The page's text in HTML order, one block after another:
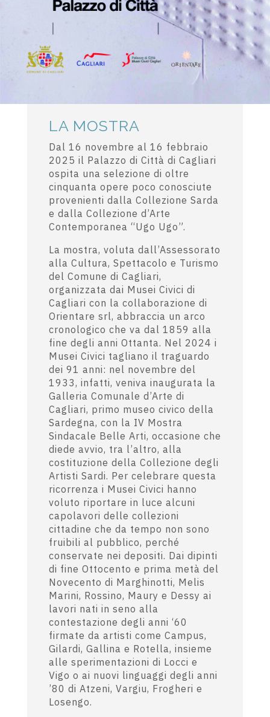
LA MOSTRA
Dal 16 novembre al 16 febbraio
2025 il Palazzo di Città di Cagliari
ospita una selezione di oltre
cinquanta opere poco conosciute
provenienti dalla Collezione Sarda
e dalla Collezione d’Arte
Contemporanea “Ugo Ugo”.
La mostra, voluta dall’Assessorato
alla Cultura, Spettacolo e Turismo
del Comune di Cagliari,
organizzata dai Musei Civici di
Cagliari con la collaborazione di
Orientare srl, abbraccia un arco
cronologico che va dal 1859 alla
fine degli anni Ottanta. Nel 2024 i
Musei Civici tagliano il traguardo
dei 91 anni: nel novembre del
1933, infatti, veniva inaugurata la
Galleria Comunale d’Arte di
Cagliari, primo museo civico della
Sardegna, con la IV Mostra
Sindacale Belle Arti, occasione che
diede avvio, tra l’altro, alla
costituzione della Collezione degli
Artisti Sardi. Per celebrare questa
ricorrenza i Musei Civici hanno
voluto riportare in luce alcuni
capolavori delle collezioni
cittadine che da tempo non sono
fruibili al pubblico, perché
conservate nei depositi. Dai dipinti
di fine Ottocento e prima metà del
Novecento di Marghinotti, Melis
Marini, Rossino, Maury e Dessy ai
lavori nati in seno alla
contestazione degli anni ‘60
firmate da artisti come Campus,
Gilardi, Gallina e Rotella, insieme
alle sperimentazioni di Locci e
Vigo o ai nuovi linguaggi degli anni
’80 di Atzeni, Vargiu, Frogheri e
Losengo.